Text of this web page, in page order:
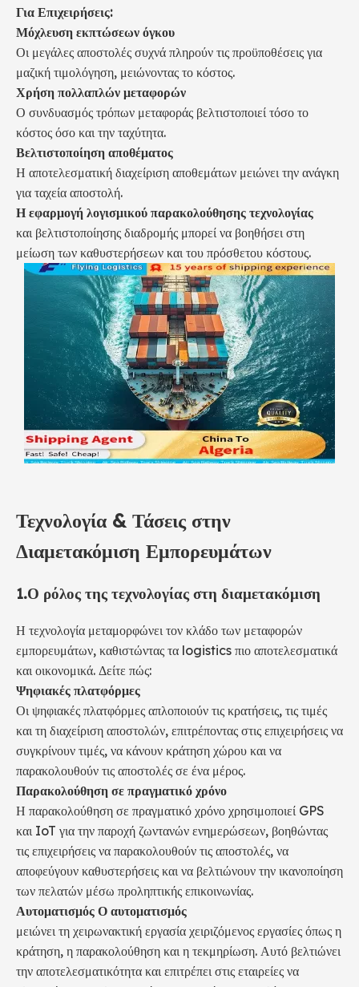
Για Επιχειρήσεις:
Μόχλευση εκπτώσεων όγκου
Οι μεγάλες αποστολές συχνά πληρούν τις προϋποθέσεις για
μαζική τιμολόγηση, μειώνοντας το κόστος.
Χρήση πολλαπλών μεταφορών
Ο συνδυασμός τρόπων μεταφοράς βελτιστοποιεί τόσο το
κόστος όσο και την ταχύτητα.
Βελτιστοποίηση αποθέματος
Η αποτελεσματική διαχείριση αποθεμάτων μειώνει την ανάγκη
για ταχεία αποστολή.
Η εφαρμογή λογισμικού παρακολούθησης τεχνολογίας
και βελτιστοποίησης διαδρομής μπορεί να βοηθήσει στη
μείωση των καθυστερήσεων και του πρόσθετου κόστους.
Τεχνολογία & Τάσεις στην
Διαμετακόμιση Εμπορευμάτων
1.Ο ρόλος της τεχνολογίας στη διαμετακόμιση
Η τεχνολογία μεταμορφώνει τον κλάδο των μεταφορών
εμπορευμάτων, καθιστώντας τα logistics πιο αποτελεσματικά
και οικονομικά. Δείτε πώς:
Ψηφιακές πλατφόρμες
Οι ψηφιακές πλατφόρμες απλοποιούν τις κρατήσεις, τις τιμές
και τη διαχείριση αποστολών, επιτρέποντας στις επιχειρήσεις να
συγκρίνουν τιμές, να κάνουν κράτηση χώρου και να
παρακολουθούν τις αποστολές σε ένα μέρος.
Παρακολούθηση σε πραγματικό χρόνο
Η παρακολούθηση σε πραγματικό χρόνο χρησιμοποιεί GPS
και IoT για την παροχή ζωντανών ενημερώσεων, βοηθώντας
τις επιχειρήσεις να παρακολουθούν τις αποστολές, να
αποφεύγουν καθυστερήσεις και να βελτιώνουν την ικανοποίηση
των πελατών μέσω προληπτικής επικοινωνίας.
Αυτοματισμός Ο αυτοματισμός
μειώνει τη χειρωνακτική εργασία χειριζόμενος εργασίες όπως η
κράτηση, η παρακολούθηση και η τεκμηρίωση. Αυτό βελτιώνει
την αποτελεσματικότητα και επιτρέπει στις εταιρείες να